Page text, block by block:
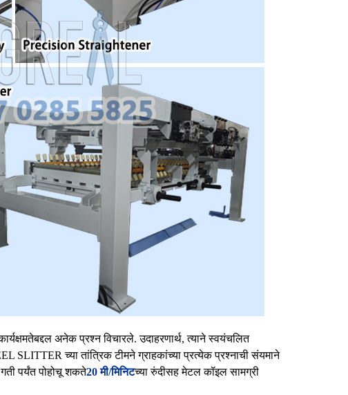
अनेक प्रश्न विचारले. उदाहरणार्थ, त्याने स्वयंचलित
SLITTER च्या तांत्रिक टीमने ग्राहकांच्या प्रत्येक प्रश्नाची संयमाने
पर्यंत पोहोचू शकते20 मी/मिनिटच्या रुंदीसह मेटल कॉइल सामग्री